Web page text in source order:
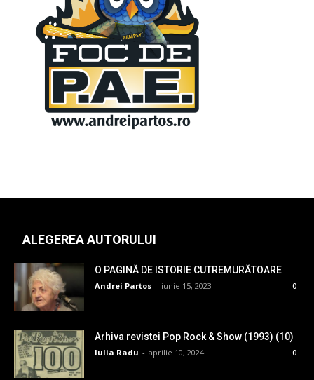
ALEGEREA AUTORULUI
O PAGINĂ DE ISTORIE CUTREMURĂTOARE
Andrei Partos - iunie 15, 2023 0
Arhiva revistei Pop Rock & Show (1993) (10)
Iulia Radu - aprilie 10, 2024 0